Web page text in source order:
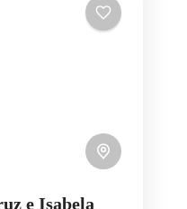
e Isabela